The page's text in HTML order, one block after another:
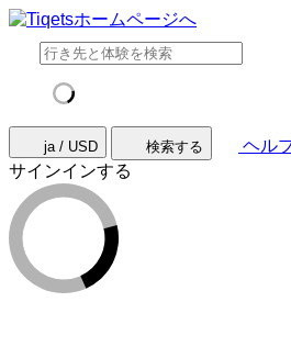
ja / USD 検索する
ヘル
サインインする